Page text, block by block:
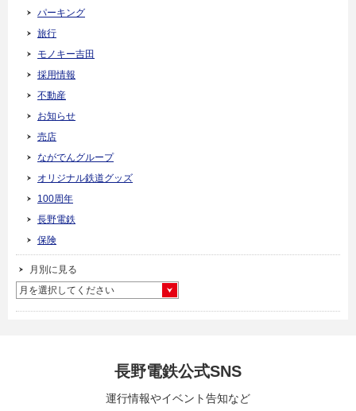
パーキング
旅行
モノキー吉田
採用情報
不動産
お知らせ
売店
ながでんグループ
オリジナル鉄道グッズ
100周年
長野電鉄
保険
月別に見る
月を選択してください
長野電鉄公式SNS
運行情報やイベント告知など